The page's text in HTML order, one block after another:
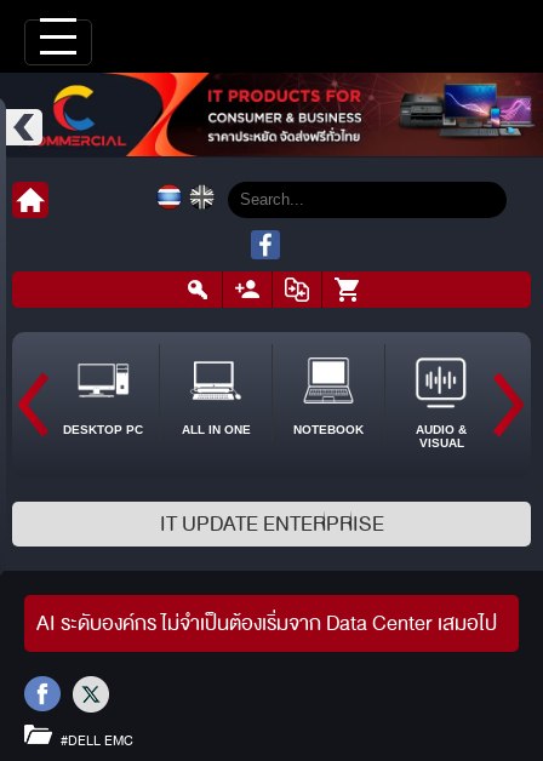
DESKTOP PC ALL IN ONE NOTEBOOK
AUDIO &
VISUAL
IT UPDATE ENTERPRISE
AI ระดับองค์กร ไม่จำเป็นต้องเริ่มจาก Data Center เสมอไป
#DELL EMC